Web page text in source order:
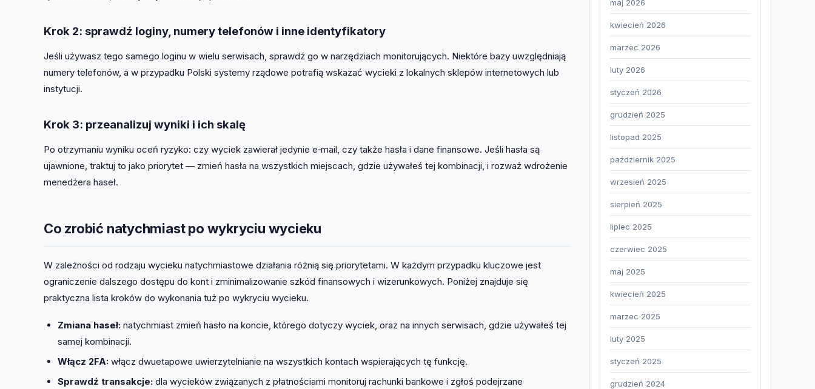
Krok 2: sprawdź loginy, numery telefonów i inne identyfikatory
Jeśli używasz tego samego loginu w wielu serwisach, sprawdź go w narzędziach monitorujących. Niektóre bazy uwzględniają
numery telefonów, a w przypadku Polski systemy rządowe potrafią wskazać wycieki z lokalnych sklepów internetowych lub
instytucji.
Krok 3: przeanalizuj wyniki i ich skalę
Po otrzymaniu wyniku oceń ryzyko: czy wyciek zawierał jedynie e‑mail, czy także hasła i dane finansowe. Jeśli hasła są
ujawnione, traktuj to jako priorytet — zmień hasła na wszystkich miejscach, gdzie używałeś tej kombinacji, i rozważ wdrożenie
menedżera haseł.
Co zrobić natychmiast po wykryciu wycieku
W zależności od rodzaju wycieku natychmiastowe działania różnią się priorytetami. W każdym przypadku kluczowe jest
ograniczenie dalszego dostępu do kont i zminimalizowanie szkód finansowych i wizerunkowych. Poniżej znajduje się
praktyczna lista kroków do wykonania tuż po wykryciu wycieku.
Zmiana haseł:natychmiast zmień hasło na koncie, którego dotyczy wyciek, oraz na innych serwisach, gdzie używałeś tej
samej kombinacji.
Włącz 2FA:włącz dwuetapowe uwierzytelnianie na wszystkich kontach wspierających tę funkcję.
Sprawdź transakcje:dla wycieków związanych z płatnościami monitoruj rachunki bankowe i zgłoś podejrzane
maj 2026
kwiecień 2026
marzec 2026
luty 2026
styczeń 2026
grudzień 2025
listopad 2025
październik 2025
wrzesień 2025
sierpień 2025
lipiec 2025
czerwiec 2025
maj 2025
kwiecień 2025
marzec 2025
luty 2025
styczeń 2025
grudzień 2024